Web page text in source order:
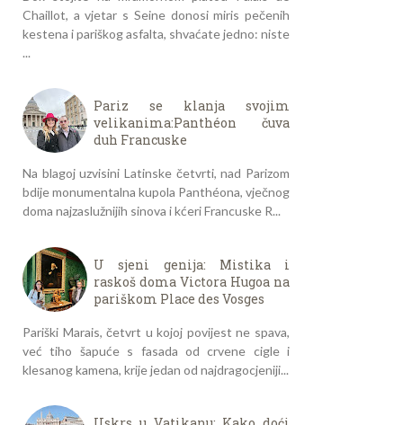
Chaillot, a vjetar s Seine donosi miris pečenih
kestena i pariškog asfalta, shvaćate jedno: niste
...
Pariz se klanja svojim
velikanima:Panthéon čuva
duh Francuske
Na blagoj uzvisini Latinske četvrti, nad Parizom
bdije monumentalna kupola Panthéona, vječnog
doma najzaslužnijih sinova i kćeri Francuske R...
U sjeni genija: Mistika i
raskoš doma Victora Hugoa na
pariškom Place des Vosges
Pariški Marais, četvrt u kojoj povijest ne spava,
već tiho šapuće s fasada od crvene cigle i
klesanog kamena, krije jedan od najdragocjeniji...